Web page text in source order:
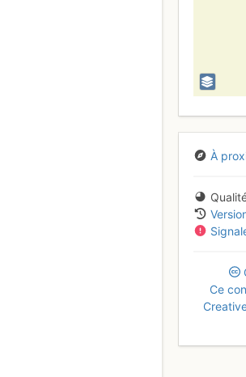
À
Ce